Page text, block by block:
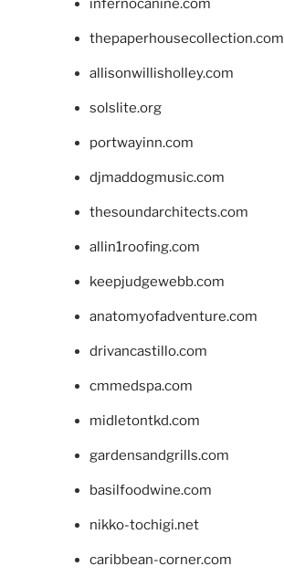
infernocanine.com
thepaperhousecollection.com
allisonwillisholley.com
solslite.org
portwayinn.com
djmaddogmusic.com
thesoundarchitects.com
allin1roofing.com
keepjudgewebb.com
anatomyofadventure.com
drivancastillo.com
cmmedspa.com
midletontkd.com
gardensandgrills.com
basilfoodwine.com
nikko-tochigi.net
caribbean-corner.com